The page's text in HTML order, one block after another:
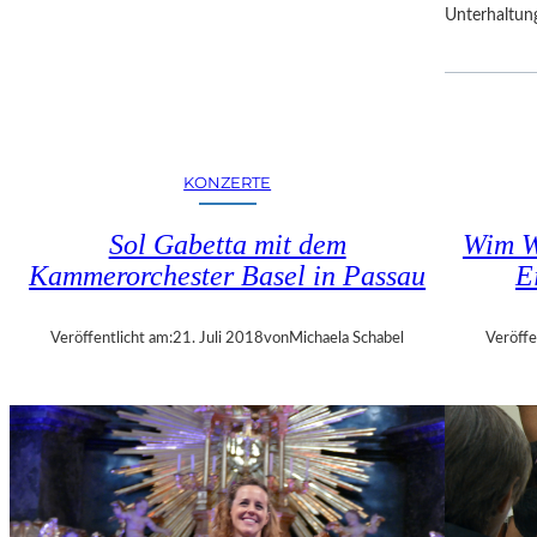
R
E
L
E
KONZERTE
Sol Gabetta mit dem
Kammerorchester Basel in Passau
Veröffentlicht am:21. Juli 2018vonMichaela Schabel
Wim